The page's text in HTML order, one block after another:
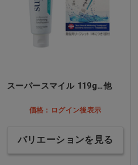
スーパースマイル 119g…他
価格：ログイン後表示
バリエーションを見る